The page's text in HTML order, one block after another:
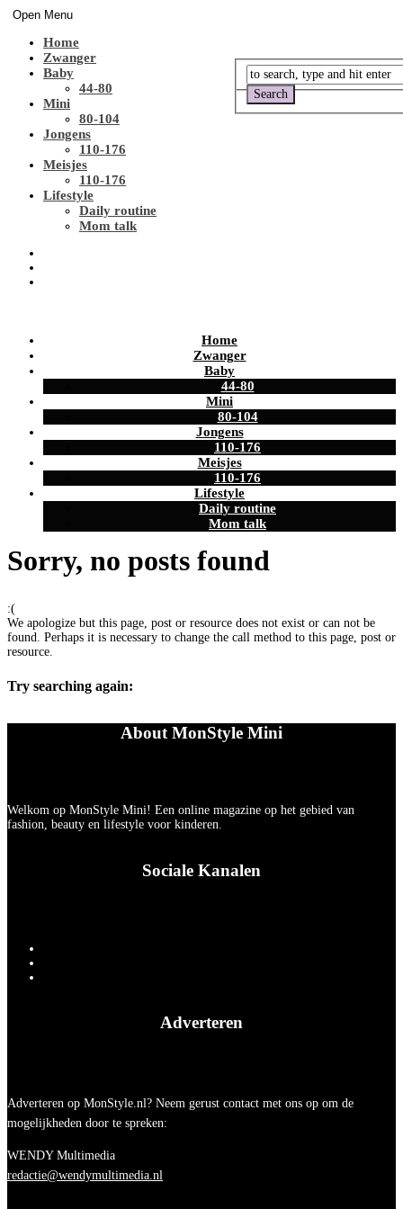
Open Menu
Home
Zwanger
Baby
44-80
Mini
80-104
Jongens
110-176
Meisjes
110-176
Lifestyle
Daily routine
Mom talk
Home
Zwanger
Baby
44-80
Mini
80-104
Jongens
110-176
Meisjes
110-176
Lifestyle
Daily routine
Mom talk
Sorry, no posts found
:(
We apologize but this page, post or resource does not exist or can not be
found. Perhaps it is necessary to change the call method to this page, post or
resource.
Try searching again:
About MonStyle Mini
Welkom op MonStyle Mini! Een online magazine op het gebied van
fashion, beauty en lifestyle voor kinderen.
Sociale Kanalen
Adverteren
Adverteren op MonStyle.nl? Neem gerust contact met ons op om de
mogelijkheden door te spreken:
WENDY Multimedia
redactie@wendymultimedia.nl